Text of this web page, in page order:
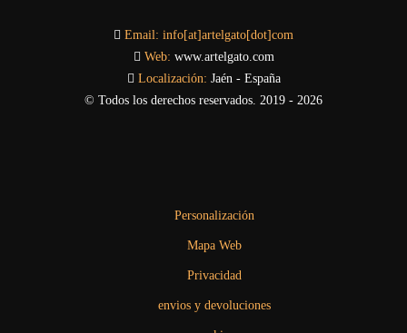
Email: info[at]artelgato[dot]com
Web: www.artelgato.com
Localización: Jaén - España
© Todos los derechos reservados. 2019 - 2026
Personalización
Mapa Web
Privacidad
envios y devoluciones